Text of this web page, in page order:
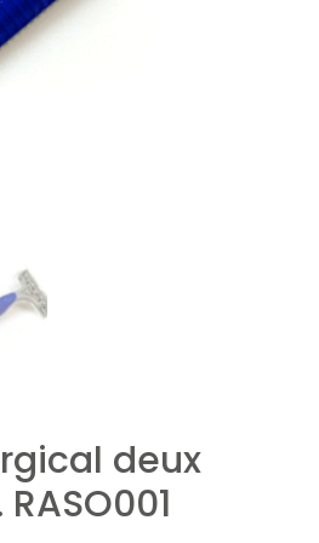
deux